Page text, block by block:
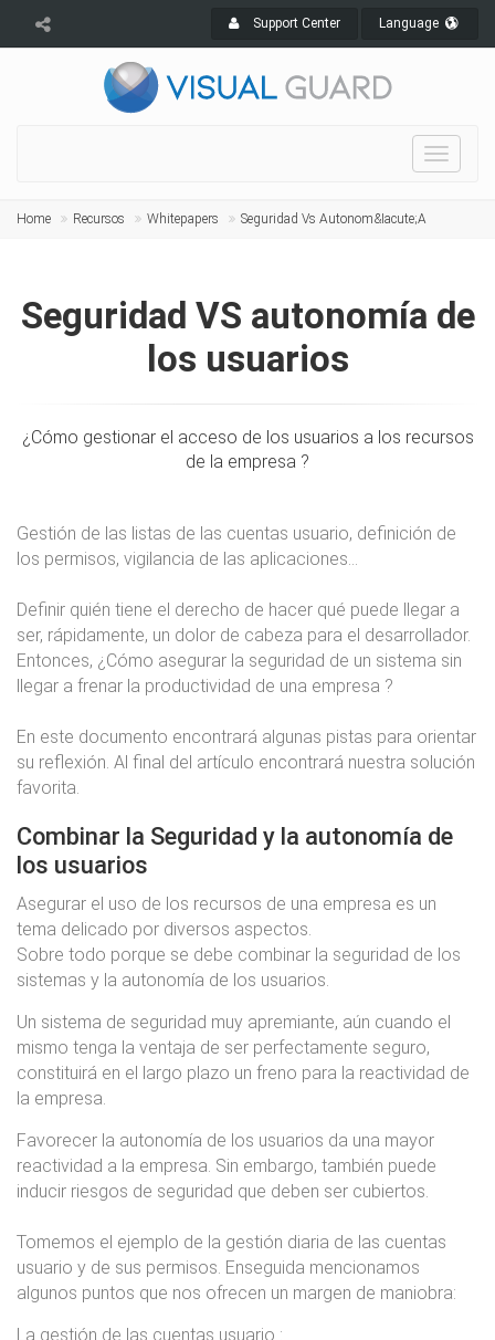
Support Center Language
Toggle
Home Recursos Whitepapers Seguridad Vs Autonom&iacute;a
Seguridad VS autonomía de
los usuarios
¿Cómo gestionar el acceso de los usuarios a los recursos
de la empresa ?
Gestión de las listas de las cuentas usuario, definición de
los permisos, vigilancia de las aplicaciones...
Definir quién tiene el derecho de hacer qué puede llegar a
ser, rápidamente, un dolor de cabeza para el desarrollador.
Entonces, ¿Cómo asegurar la seguridad de un sistema sin
llegar a frenar la productividad de una empresa ?
En este documento encontrará algunas pistas para orientar
su reflexión. Al final del artículo encontrará nuestra solución
favorita.
Combinar la Seguridad y la autonomía de
los usuarios
Asegurar el uso de los recursos de una empresa es un
tema delicado por diversos aspectos.
Sobre todo porque se debe combinar la seguridad de los
sistemas y la autonomía de los usuarios.
Un sistema de seguridad muy apremiante, aún cuando el
mismo tenga la ventaja de ser perfectamente seguro,
constituirá en el largo plazo un freno para la reactividad de
la empresa.
Favorecer la autonomía de los usuarios da una mayor
reactividad a la empresa. Sin embargo, también puede
inducir riesgos de seguridad que deben ser cubiertos.
Tomemos el ejemplo de la gestión diaria de las cuentas
usuario y de sus permisos. Enseguida mencionamos
algunos puntos que nos ofrecen un margen de maniobra:
La gestión de las cuentas usuario :